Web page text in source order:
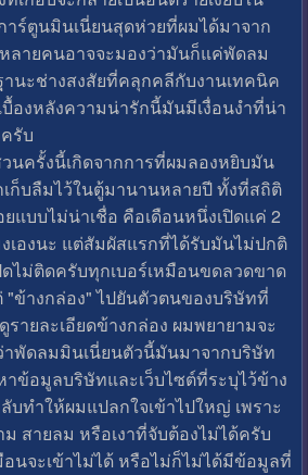
ร์ตูนมินเนี่ยนสุดห่วยที่ผมได้มาจาก
ลายคนอาจจะมองว่ามันก็แค่พัดลม
นะช่างสงสัยที่คลุกคลีกับงานเทคนิค
องหลังความน่ารักนี้มันมีเงื่อนงำที่น่า
รับ
นครั้งนี้เกิดจากการที่ผมลองหยิบมัน
ก็บลืมไว้ในตู้มานานหลายปี ทั้งที่สถิติ
แบบไม่น่าเชื่อ คือเดือนหนึ่งเปิดแค่ 2
เองนะ แต่สัมผัสแรกที่ได้รับมันไม่ปกติ
ไม่ติดครับทุกเบอร์เหมือนขดลวดขาด
"ข้างกล่อง" ไปยันตัวตนของบริษัทที่
ายละเอียดข้างกล่อง ผมพยายามจะ
าพัดลมมินเนี่ยนตัวนี้มันมาจากบริษัท
ข้อมูลบริษัทและเว็บไซต์ที่ระบุไว้ข้าง
ทำให้ผมแปลกใจเข้าไปใหญ่ เพราะ
สายลม หรือเงาที่จับต้องไม่ได้ครับ
อนจะเข้าไม่ได้ หรือไม่ก็ไม่ได้มีข้อมูลที่